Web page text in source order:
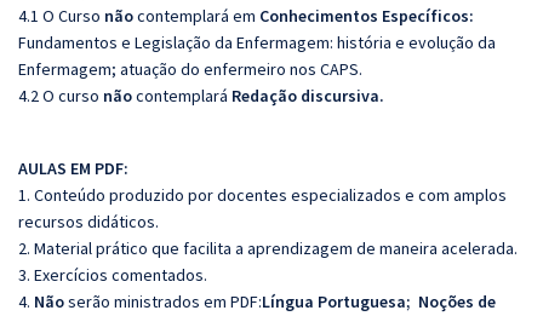
4.1 O Curso nãocontemplará em Conhecimentos Específicos:
Fundamentos e Legislação da Enfermagem: história e evolução da
Enfermagem; atuação do enfermeiro nos CAPS.
4.2 O curso nãocontemplará Redação discursiva.
AULAS EM PDF:
1. Conteúdo produzido por docentes especializados e com amplos
recursos didáticos.
2. Material prático que facilita a aprendizagem de maneira acelerada.
3. Exercícios comentados.
4. Nãoserão ministrados em PDF:Língua Portuguesa; Noções de